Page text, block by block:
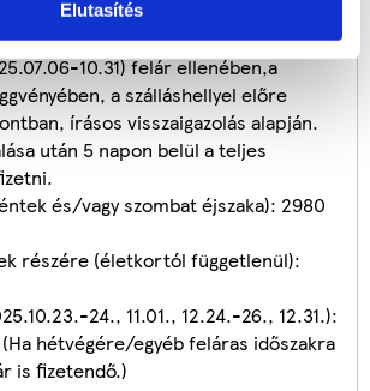
ElutasítésHétvégéken, ünnepi
24., 11.01., 12.24.-26., 12.31.) és
10.31) felár ellenében,a
a szálláshellyel előre
írásos visszaigazolás alapján.
után 5 napon belül a teljes
és/vagy szombat éjszaka): 2980
részére (életkortól függetlenül):
24., 11.01., 12.24.-26., 12.31.):
hétvégére/egyéb feláras időszakra
is fizetendő.)